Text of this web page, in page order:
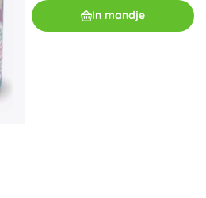
In mandje